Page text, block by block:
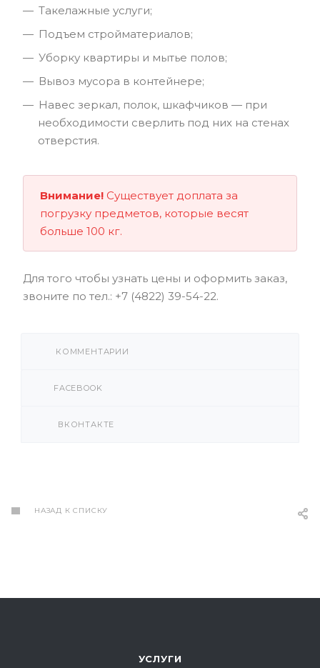
Такелажные услуги;
Подъем стройматериалов;
Уборку квартиры и мытье полов;
Вывоз мусора в контейнере;
Навес зеркал, полок, шкафчиков — при
необходимости сверлить под них на стенах
отверстия.
Внимание! Существует доплата за
погрузку предметов, которые весят
больше 100 кг.
Для того чтобы узнать цены и оформить заказ,
звоните по тел.: +7 (4822) 39-54-22.
КОММЕНТАРИИ
FACEBOOK
ВКОНТАКТЕ
НАЗАД К СПИСКУ
УСЛУГИ